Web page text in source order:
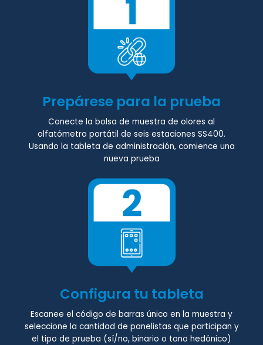
Prepárese para la prueba
Conecte la bolsa de muestra de olores al
olfatómetro portátil de seis estaciones SS400.
Usando la tableta de administración, comience una
nueva prueba
Configura tu tableta
Escanee el código de barras único en la muestra y
seleccione la cantidad de panelistas que participan y
el tipo de prueba (sí/no, binario o tono hedónico)